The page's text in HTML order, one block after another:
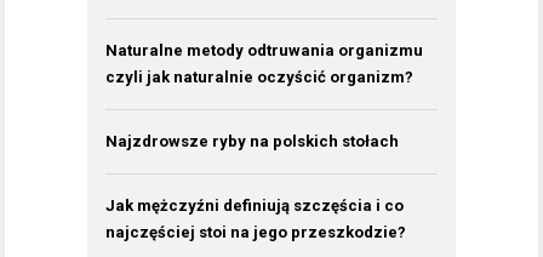
Naturalne metody odtruwania organizmu
czyli jak naturalnie oczyścić organizm?
Najzdrowsze ryby na polskich stołach
Jak mężczyźni definiują szczęścia i co
najczęściej stoi na jego przeszkodzie?